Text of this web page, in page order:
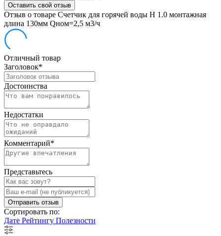
Оставить свой отзыв
Отзыв о товаре Счетчик для горячей воды Н 1.0 монтажная
длина 130мм Qном=2,5 м3/ч
Отличный товар
Заголовок*
Достоинства
Недостатки
Комментарий*
Представьтесь
Отправить отзыв
Сортировать по:
Дате Рейтингу Полезности